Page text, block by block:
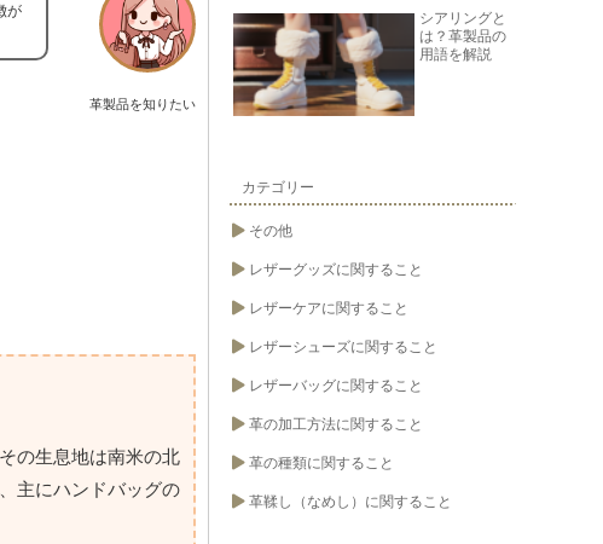
革製品を知りたい
が
の生息地は南米の北
主にハンドバッグの
シアリングと
は？革製品の
用語を解説
カテゴリー
その他
レザーグッズに関すること
レザーケアに関すること
レザーシューズに関すること
レザーバッグに関すること
革の加工方法に関すること
革の種類に関すること
革鞣し（なめし）に関すること